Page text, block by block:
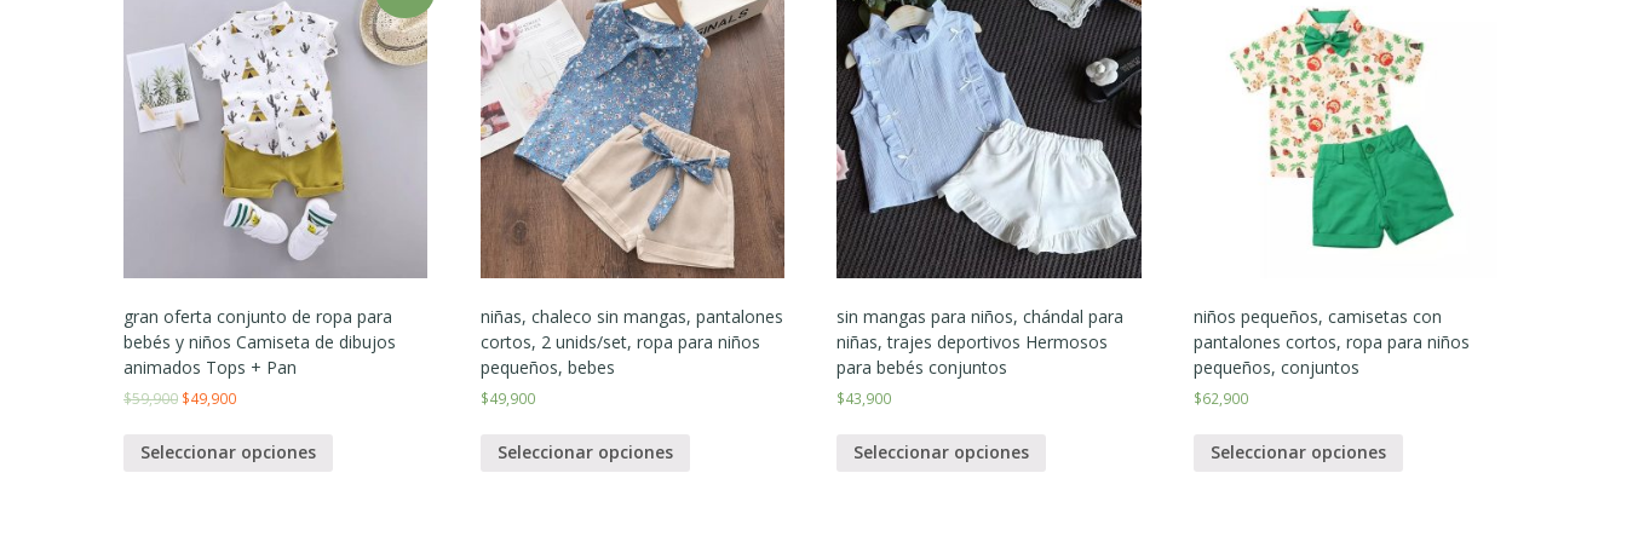
gran oferta conjunto de ropa para
bebés y niños Camiseta de dibujos
animados Tops + Pan
$59,900 $49,900
Seleccionar opciones
niñas, chaleco sin mangas, pantalones
cortos, 2 unids/set, ropa para niños
pequeños, bebes
$49,900
Seleccionar opciones
sin mangas para niños, chándal para
niñas, trajes deportivos Hermosos
para bebés conjuntos
$43,900
Seleccionar opciones
niños pequeños, camisetas con
pantalones cortos, ropa para niños
pequeños, conjuntos
$62,900
Seleccionar opciones